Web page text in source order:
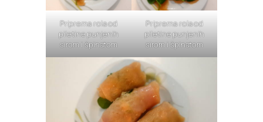
Priprema rola od
piletine punjenih
sirom i špinatom
Priprema rola od
piletine punjenih
sirom i špinatom